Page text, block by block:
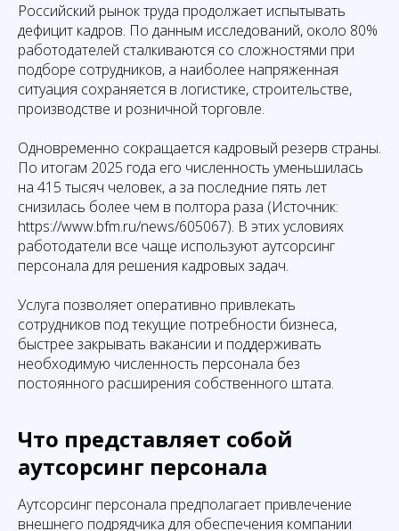
Российский рынок труда продолжает испытывать
дефицит кадров. По данным исследований, около 80%
работодателей сталкиваются со сложностями при
подборе сотрудников, а наиболее напряженная
ситуация сохраняется в логистике, строительстве,
производстве и розничной торговле.
Одновременно сокращается кадровый резерв страны.
По итогам 2025 года его численность уменьшилась
на 415 тысяч человек, а за последние пять лет
снизилась более чем в полтора раза (Источник:
https://www.bfm.ru/news/605067). В этих условиях
работодатели все чаще используют аутсорсинг
персонала для решения кадровых задач.
Услуга позволяет оперативно привлекать
сотрудников под текущие потребности бизнеса,
быстрее закрывать вакансии и поддерживать
необходимую численность персонала без
постоянного расширения собственного штата.
Что представляет собой
аутсорсинг персонала
Аутсорсинг персонала предполагает привлечение
внешнего подрядчика для обеспечения компании